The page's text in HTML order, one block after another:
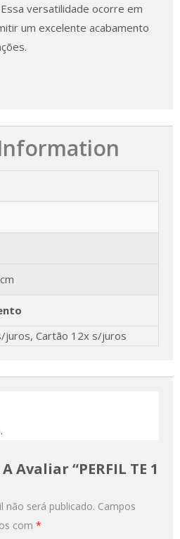
versatilidade ocorre em
um excelente acabamento
juros, Cartão 12x s/juros
Avaliar “PERFIL TE 1
não será publicado. Campos
com *